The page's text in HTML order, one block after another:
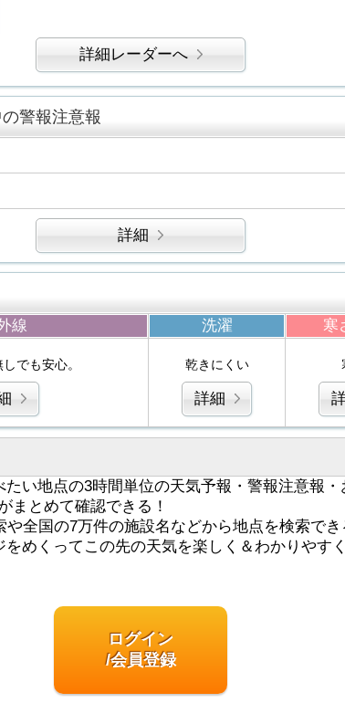
詳細レーダーへ
警報注意報
詳細
線 洗濯 寒
でも安心。 乾きにくい
詳細
たい地点の3時間単位の天気予報・警報注意報・
まとめて確認できる！
全国の7万件の施設名などから地点を検索でき
めくってこの先の天気を楽しく＆わかりやす
ログイン
/会員登録